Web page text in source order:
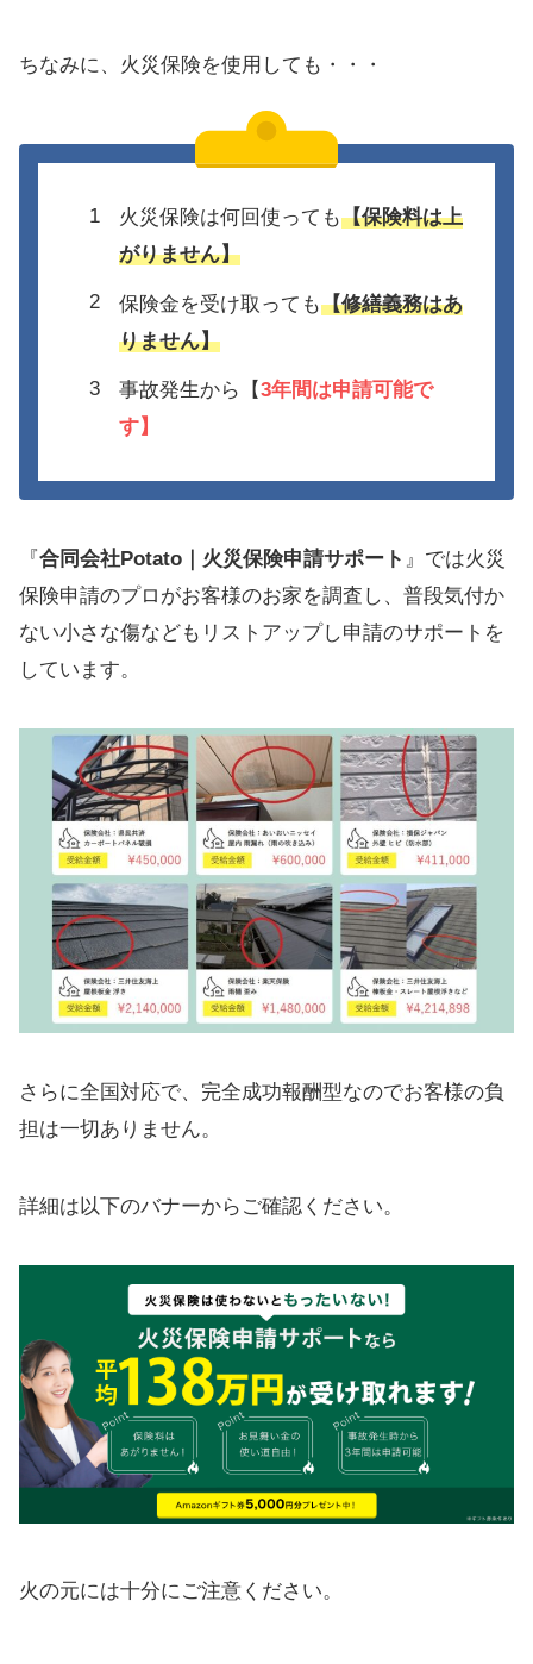
ちなみに、火災保険を使用しても・・・
火災保険は何回使っても【保険料は上
がりません】
保険金を受け取っても【修繕義務はあ
りません】
事故発生から【3年間は申請可能で
す】
『 合同会社Potato｜火災保険申請サポート 』では火災
保険申請のプロがお客様のお家を調査し、普段気付か
ない小さな傷などもリストアップし申請のサポートを
しています。
さらに全国対応で、完全成功報酬型なのでお客様の負
担は一切ありません。
詳細は以下のバナーからご確認ください。
火の元には十分にご注意ください。